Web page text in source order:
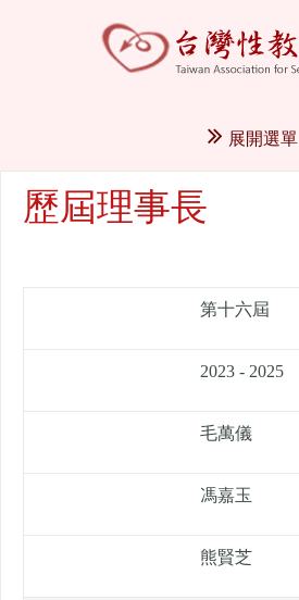
展開選單
歷屆理事長
第十六屆
2023 - 2025
毛萬儀
馮嘉玉
熊賢芝